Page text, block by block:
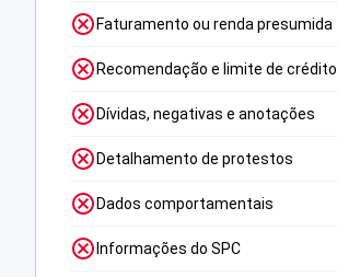
Faturamento ou renda presumida
Recomendação e limite de crédito
Dívidas, negativas e anotações
Detalhamento de protestos
Dados comportamentais
Informações do SPC